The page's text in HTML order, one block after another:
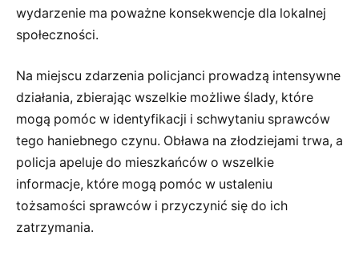
wydarzenie ma poważne konsekwencje dla lokalnej
społeczności.
Na miejscu zdarzenia policjanci prowadzą intensywne
działania, zbierając wszelkie możliwe ślady, które
mogą pomóc w identyfikacji i schwytaniu sprawców
tego haniebnego czynu. Obława na złodziejami trwa, a
policja apeluje do mieszkańców o wszelkie
informacje, które mogą pomóc w ustaleniu
tożsamości sprawców i przyczynić się do ich
zatrzymania.